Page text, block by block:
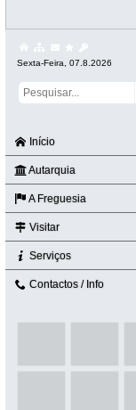
Sexta-Feira, 07.8.2026
Início
Autarquia
A Freguesia
Visitar
Serviços
Contactos / Info